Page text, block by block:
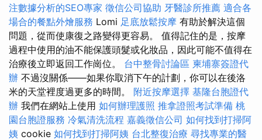
注數據分析的SEO專家 徵信公司協助 牙醫診所推薦 適合各
場合的餐點外燴服務 Lomi 足底放鬆按摩 有助於解決這個
問題，從而使康復之路變得更容易。 值得記住的是，按摩
過程中使用的油不能保護頭髮或化妝品，因此可能不值得在
治療後立即返回工作崗位。 台中整骨討論區 柬埔寨簽證代
辦 不過沒關係——如果你取消下午的計劃，你可以在後洛
米的天堂裡度過更多的時間。 附近按摩選擇 基隆台胞證代
辦 我們在網站上使用 如何辦理護照 推拿證照考試準備 桃
園台胞證服務 冷氣清洗流程 嘉義徵信公司 如何找到打掃阿
姨 cookie 如何找到打掃阿姨 台北整復治療 尋找專業的醫